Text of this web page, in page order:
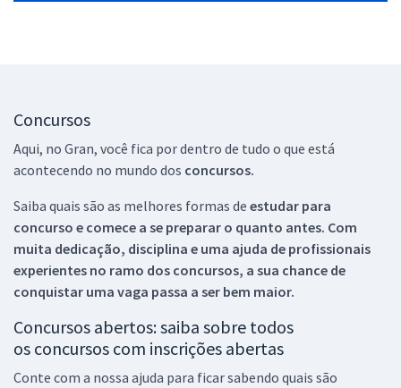
Concursos
Aqui, no Gran, você fica por dentro de tudo o que está
acontecendo no mundo dos concursos.
Saiba quais são as melhores formas de estudar para
concurso e comece a se preparar o quanto antes. Com
muita dedicação, disciplina e uma ajuda de profissionais
experientes no ramo dos concursos, a sua chance de
conquistar uma vaga passa a ser bem maior.
Concursos abertos: saiba sobre todos
os concursos com inscrições abertas
Conte com a nossa ajuda para ficar sabendo quais são